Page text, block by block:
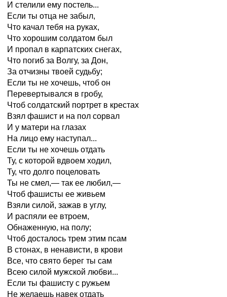
И стелили ему постель...
Если ты отца не забыл,
Что качал тебя на руках,
Что хорошим солдатом был
И пропал в карпатских снегах,
Что погиб за Волгу, за Дон,
За отчизны твоей судьбу;
Если ты не хочешь, чтоб он
Перевертывался в гробу,
Чтоб солдатский портрет в крестах
Взял фашист и на пол сорвал
И у матери на глазах
На лицо ему наступал...
Если ты не хочешь отдать
Ту, с которой вдвоем ходил,
Ту, что долго поцеловать
Ты не смел,— так ее любил,—
Чтоб фашисты ее живьем
Взяли силой, зажав в углу,
И распяли ее втроем,
Обнаженную, на полу;
Чтоб досталось трем этим псам
В стонах, в ненависти, в крови
Все, что свято берег ты сам
Всею силой мужской любви...
Если ты фашисту с ружьем
Не желаешь навек отдать